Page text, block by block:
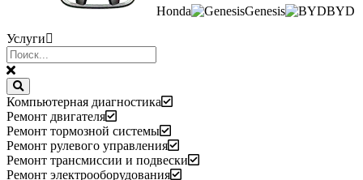
Honda Genesis
BYD
Услуги
Компьютерная диагностика
Ремонт двигателя
Ремонт тормозной системы
Ремонт рулевого управления
Ремонт трансмиссии и подвески
Ремонт электрооборудования